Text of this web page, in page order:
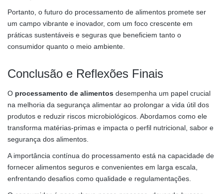
Portanto, o futuro do processamento de alimentos promete ser
um campo vibrante e inovador, com um foco crescente em
práticas sustentáveis e seguras que beneficiem tanto o
consumidor quanto o meio ambiente.
Conclusão e Reflexões Finais
O processamento de alimentos desempenha um papel crucial
na melhoria da segurança alimentar ao prolongar a vida útil dos
produtos e reduzir riscos microbiológicos. Abordamos como ele
transforma matérias-primas e impacta o perfil nutricional, sabor e
segurança dos alimentos.
A importância contínua do processamento está na capacidade de
fornecer alimentos seguros e convenientes em larga escala,
enfrentando desafios como qualidade e regulamentações.